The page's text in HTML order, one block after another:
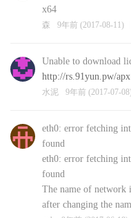
x64
森 9年前 (2017-08-11)
Unable to download
http://rs.91yun.pw/
水泥 9年前 (2017-07-
eth0: error fetching
found
eth0: error fetching
found
The name of network
after changing the